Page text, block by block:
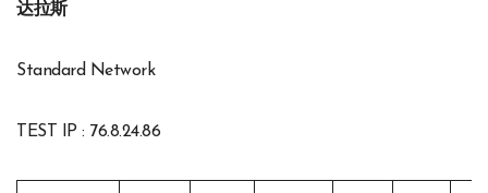
达拉斯
Standard Network
TEST IP : 76.8.24.86